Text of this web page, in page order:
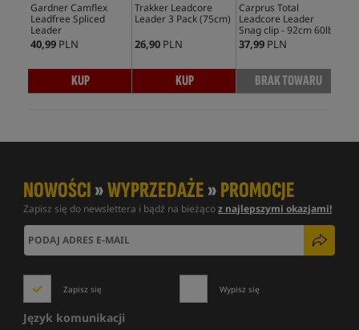
Gardner Camflex
Leadfree Spliced
Leader
40,99 PLN
KUP
Trakker Leadcore
Leader 3 Pack (75cm)
26,90 PLN
KUP
Carprus Total
Leadcore Leader
Snag clip - 92cm 60lb
37,99 PLN
BRAK TOWARU
NOWOŚCI»WYPRZEDAŻE»PROMOCJE
Zapisz się do newslettera i bądź na bieżącoz najlepszymi okazjami!
Zapisz się Wypisz się
Język komunikacji